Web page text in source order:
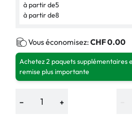
à partir de5
à partir de8
Vous économisez: CHF 0.00
Achetez 2 paquets supplémentaires
remise plus importante
− +